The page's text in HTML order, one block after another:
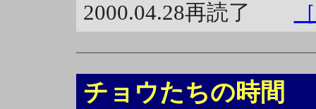
2000.04.28再読了
チョウたちの時間